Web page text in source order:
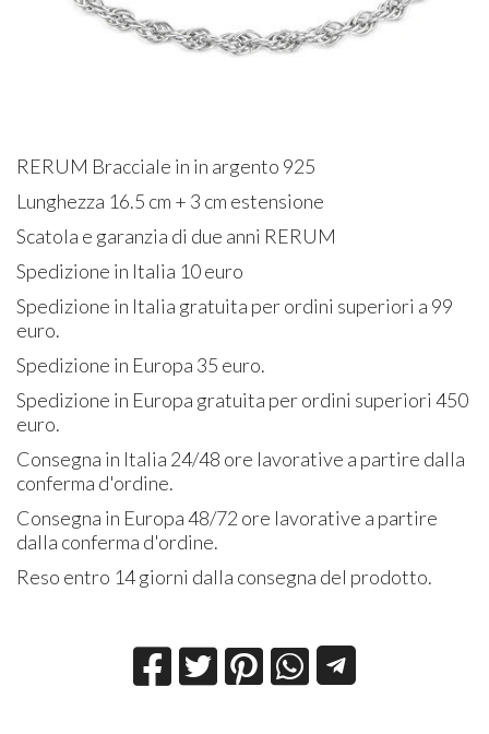
RERUM Bracciale in in argento 925
Lunghezza 16.5 cm + 3 cm estensione
Scatola e garanzia di due anni RERUM
Spedizione in Italia 10 euro
Spedizione in Italia gratuita per ordini superiori a 99
euro.
Spedizione in Europa 35 euro.
Spedizione in Europa gratuita per ordini superiori 450
euro.
Consegna in Italia 24/48 ore lavorative a partire dalla
conferma d'ordine.
Consegna in Europa 48/72 ore lavorative a partire
dalla conferma d'ordine.
Reso entro 14 giorni dalla consegna del prodotto.